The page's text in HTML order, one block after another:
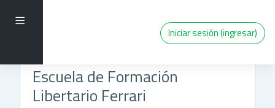
Pánel lateral
Iniciar sesión (ingresar)
Escuela de Formación
Libertario Ferrari